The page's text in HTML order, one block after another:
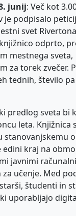
junij: Več kot
je podpisalo
svet
odprto,
mestnega sveta,
za torek zvečer.
tednih, število
predlog sveta bi
leta. Knjižnica
stanovanjskemu
edini kraj na
javnimi
učenje. Med
študenti in
uporabljajo